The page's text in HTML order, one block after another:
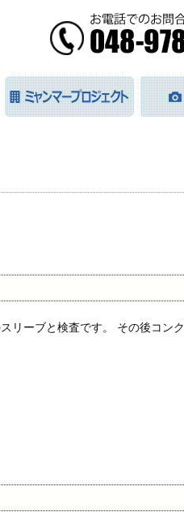
リーブと検査です。 その後コン